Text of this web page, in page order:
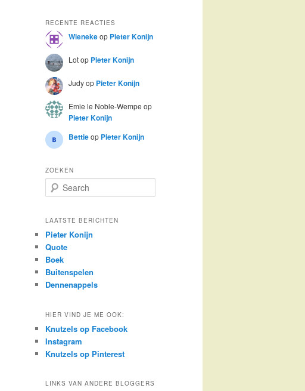
RECENTE REACTIES
Wienekeop Pieter Konijn
Lotop Pieter Konijn
Judyop Pieter Konijn
Emie le Noble-Wempe op
Pieter Konijn
Bettieop Pieter Konijn
ZOEKEN
e
r
h
LAATSTE BERICHTEN
Pieter Konijn
Quote
Boek
Buitenspelen
Dennenappels
HIER VIND JE ME OOK:
Knutzels op Facebook
Instagram
Knutzels op Pinterest
LINKS VAN ANDERE BLOGGERS